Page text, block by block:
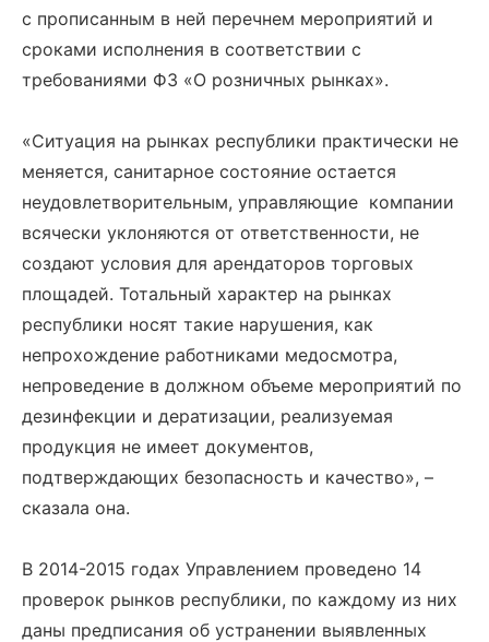
с прописанным в ней перечнем мероприятий и
сроками исполнения в соответствии с
требованиями ФЗ «О розничных рынках».
«Ситуация на рынках республики практически не
меняется, санитарное состояние остается
неудовлетворительным, управляющие компании
всячески уклоняются от ответственности, не
создают условия для арендаторов торговых
площадей. Тотальный характер на рынках
республики носят такие нарушения, как
непрохождение работниками медосмотра,
непроведение в должном объеме мероприятий по
дезинфекции и дератизации, реализуемая
продукция не имеет документов,
подтверждающих безопасность и качество», –
сказала она.
В 2014-2015 годах Управлением проведено 14
проверок рынков республики, по каждому из них
даны предписания об устранении выявленных